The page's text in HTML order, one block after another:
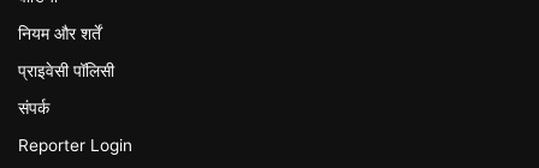
नियम और शर्तें
प्राइवेसी पॉलिसी
संपर्क
Reporter Login